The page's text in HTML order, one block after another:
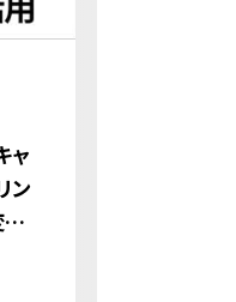
ャ
ン
」